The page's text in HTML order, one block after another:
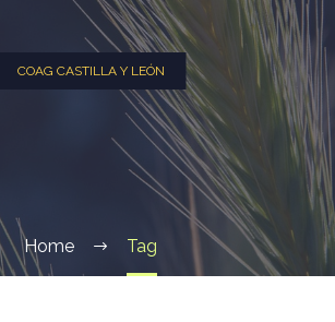
COAG CASTILLA Y LEÓN
Home Tag